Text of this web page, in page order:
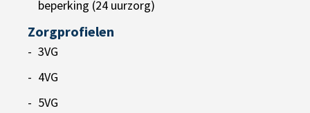
beperking (24 uurzorg)
Zorgprofielen
3VG
4VG
5VG